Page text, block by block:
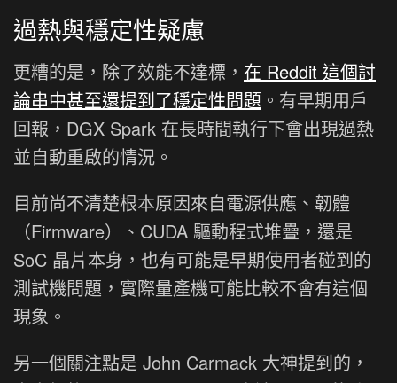
過熱與穩定性疑慮
更糟的是，除了效能不達標， 在 Reddit 這個討
論串中甚至還提到了穩定性問題 。有早期用戶
回報，DGX Spark 在長時間執行下會出現過熱
並自動重啟的情況。
目前尚不清楚根本原因來自電源供應、韌體
（Firmware）、CUDA 驅動程式堆疊，還是
SoC 晶片本身，也有可能是早期使用者碰到的
測試機問題，實際量產機可能比較不會有這個
現象。
另一個關注點是 John Carmack 大神提到的，